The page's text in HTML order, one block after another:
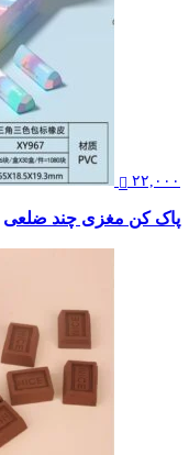
۲۲,۰۰۰
پاک کن مغزی چند ضلعی